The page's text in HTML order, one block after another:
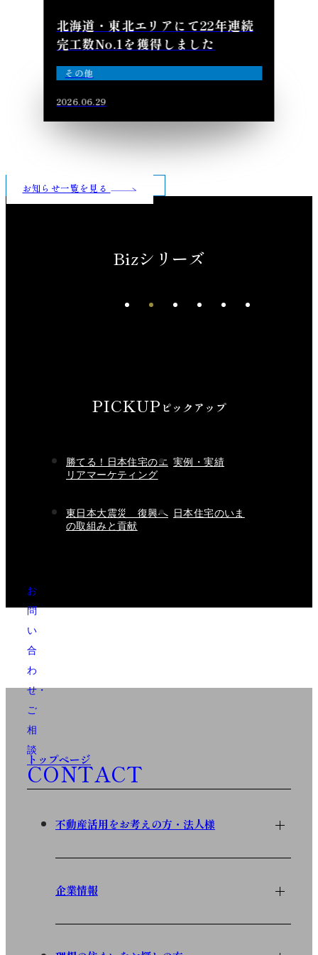
北海道・東北エリアにて22年連続
完工数No.1を獲得しました
その他
2026.06.29
お知らせ一覧を見る
Bizシリーズ
先進、洗練、深化した上質
PICKUP ピックアップ
勝てる！日本住宅のエ
リアマーケティング
実例・実績
東日本大震災 復興へ
の取組みと貢献
日本住宅のいま
お
問
い
合
わ
せ・
ご
相
談
CONTACT
トップページ
不動産活用をお考えの方・法人様
企業情報